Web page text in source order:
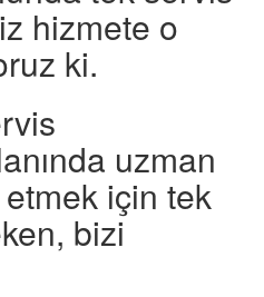
hizmete o
ki.
uzman
için tek
bizi